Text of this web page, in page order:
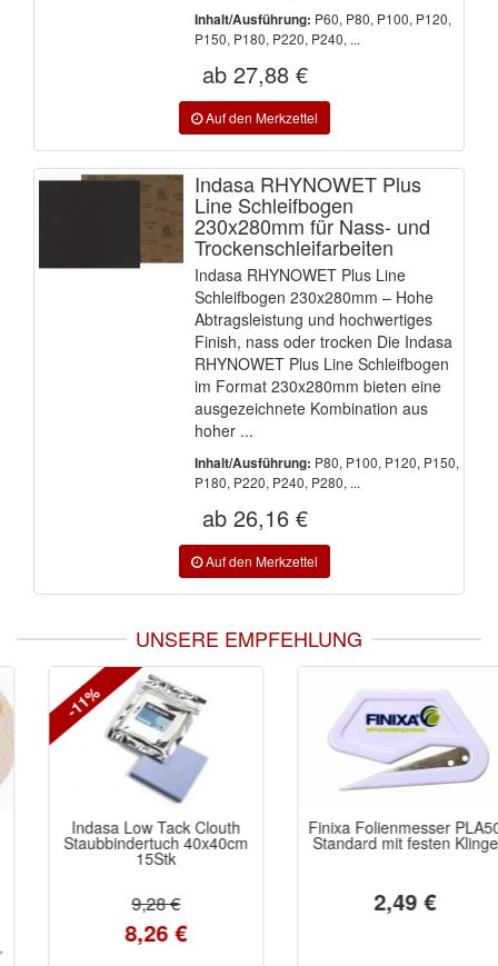
Inhalt/Ausführung: P60, P80, P100, P120,
P150, P180, P220, P240, ...
ab 27,88 €
Indasa RHYNOWET Plus
Line Schleifbogen
230x280mm für Nass- und
Trockenschleifarbeiten
Indasa RHYNOWET Plus Line
Schleifbogen 230x280mm – Hohe
Abtragsleistung und hochwertiges
Finish, nass oder trocken Die Indasa
RHYNOWET Plus Line Schleifbogen
im Format 230x280mm bieten eine
ausgezeichnete Kombination aus
hoher ...
Inhalt/Ausführung: P80, P100, P120, P150,
P180, P220, P240, P280, ...
ab 26,16 €
UNSERE EMPFEHLUNG
Indasa Low Tack Clouth
Staubbindertuch 40x40cm
15Stk
9,28 €
8,26 €
-11%
Finixa Folienmesser PLA50
Standard mit festen Klinge
2,49 €